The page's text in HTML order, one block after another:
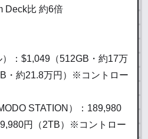
Deck比 約6倍
：$1,049（512GB・約17万
・約21.8万円）※コントロー
STATION）：189,980
円（2TB）※コントロー